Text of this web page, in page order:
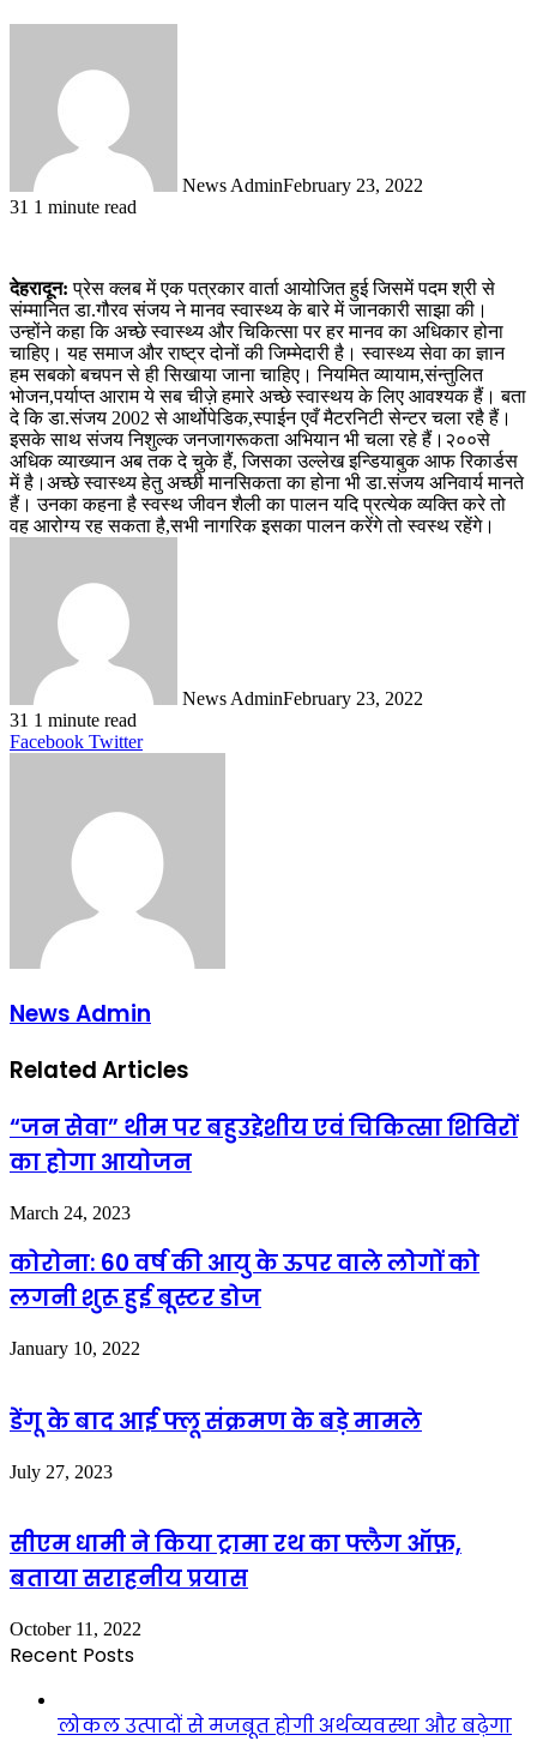
News AdminFebruary 23, 2022
31 1 minute read
देहरादून: प्रेस क्लब में एक पत्रकार वार्ता आयोजित हुई जिसमें पदम श्री से
संम्मानित डा.गौरव संजय ने मानव स्वास्थ्य के बारे में जानकारी साझा की।
उन्होंने कहा कि अच्छे स्वास्थ्य और चिकित्सा पर हर मानव का अधिकार होना
चाहिए। यह समाज और राष्ट्र दोनों की जिम्मेदारी है। स्वास्थ्य सेवा का ज्ञान
हम सबको बचपन से ही सिखाया जाना चाहिए। नियमित व्यायाम,संन्तुलित
भोजन,पर्याप्त आराम ये सब चीज़े हमारे अच्छे स्वास्थय के लिए आवश्यक हैं। बता
दे कि डा.संजय 2002 से आर्थोपेडिक,स्पाईन एवँ मैटरनिटी सेन्टर चला रहै हैं।
इसके साथ संजय निशुल्क जनजागरूकता अभियान भी चला रहे हैं।२००से
अधिक व्याख्यान अब तक दे चुके हैं, जिसका उल्लेख इन्डियाबुक आफ रिकार्डस
में है।अच्छे स्वास्थ्य हेतु अच्छी मानसिकता का होना भी डा.संजय अनिवार्य मानते
हैं। उनका कहना है स्वस्थ जीवन शैली का पालन यदि प्रत्येक व्यक्ति करे तो
वह आरोग्य रह सकता है,सभी नागरिक इसका पालन करेंगे तो स्वस्थ रहेंगे।
News AdminFebruary 23, 2022
31 1 minute read
Facebook TwitterLinkedIn
Tumblr
Pinterest
Reddit
VKontakte
Share
Print
News Admin
Related Articles
“जन सेवा” थीम पर बहुउद्देशीय एवं चिकित्सा शिविरों
का होगा आयोजन
March 24, 2023
कोरोना: 60 वर्ष की आयु के ऊपर वाले लोगों को
लगनी शुरू हुई बूस्टर डोज
January 10, 2022
डेंगू के बाद आई फ्लू संक्रमण के बड़े मामले
July 27, 2023
सीएम धामी ने किया ट्रामा रथ का फ्लैग ऑफ़,
बताया सराहनीय प्रयास
October 11, 2022
Recent Posts
लोकल उत्पादों से मजबूत होगी अर्थव्यवस्था और बढ़ेगा